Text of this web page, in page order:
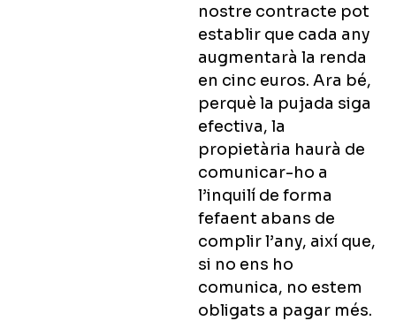
nostre contracte pot
establir que cada any
augmentarà la renda
en cinc euros. Ara bé,
perquè la pujada siga
efectiva, la
propietària haurà de
comunicar-ho a
l’inquilí de forma
fefaent abans de
complir l’any, així que,
si no ens ho
comunica, no estem
obligats a pagar més.